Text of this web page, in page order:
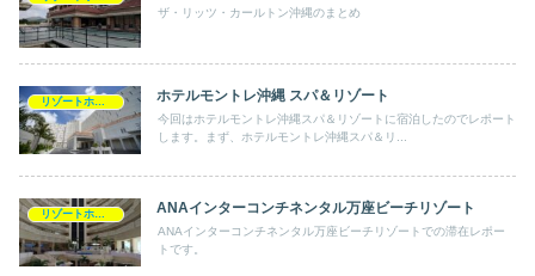
ザ・リッツ・カールトン沖縄のまとめ
リゾートホテルめぐり ホテルモントレ沖縄 スパ＆リゾート
今回はホテルモントレ沖縄スパ＆リゾートに宿泊したのでレポート
します。まず、ホテルモントレ沖縄スパ＆リ...
リゾートホテルめぐり ANAインターコンチネンタル万座ビーチリゾート
ANAインターコンチネンタル万座ビーチリゾートでの滞在レポー
トです。